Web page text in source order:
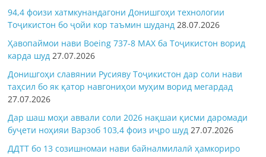
94,4 фоизи хатмкунандагони Донишгоҳи технологии
Тоҷикистон бо ҷойи кор таъмин шуданд 28.07.2026
Ҳавопаймои нави Boeing 737-8 MAX ба Тоҷикистон ворид
карда шуд 27.07.2026
Донишгоҳи славянии Русияву Тоҷикистон дар соли нави
таҳсил бо як қатор навгониҳои муҳим ворид мегардад
27.07.2026
Дар шаш моҳи аввали соли 2026 нақшаи қисми даромади
буҷети ноҳияи Варзоб 103,4 фоиз иҷро шуд 27.07.2026
ДДТТ бо 13 созишномаи нави байналмилалӣ ҳамкориро